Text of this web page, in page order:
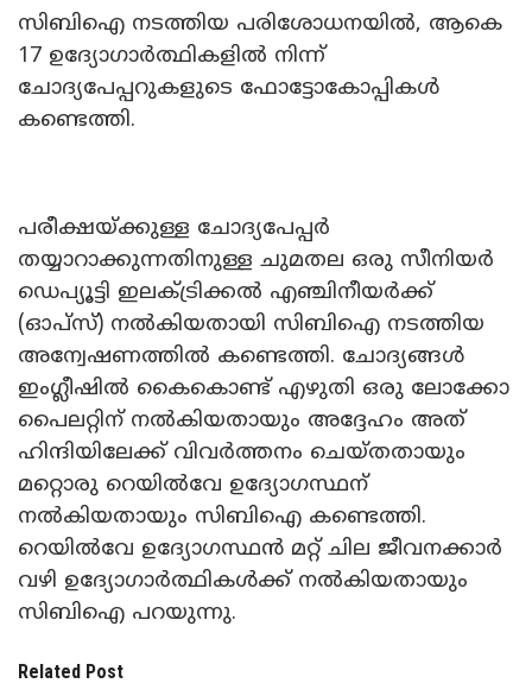
സിബിഐ നടത്തിയ പരിശോധനയില്‍, ആകെ
17 ഉദ്യോഗാര്‍ത്ഥികളില്‍ നിന്ന്
ചോദ്യപേപ്പറുകളുടെ ഫോട്ടോകോപ്പികള്‍
കണ്ടെത്തി.
പരീക്ഷയ്ക്കുള്ള ചോദ്യപേപ്പര്‍
തയ്യാറാക്കുന്നതിനുള്ള ചുമതല ഒരു സീനിയര്‍
ഡെപ്യൂട്ടി ഇലക്ട്രിക്കല്‍ എഞ്ചിനീയര്‍ക്ക്
(ഓപ്സ്) നല്‍കിയതായി സിബിഐ നടത്തിയ
അന്വേഷണത്തില്‍ കണ്ടെത്തി. ചോദ്യങ്ങള്‍
ഇംഗ്ലീഷില്‍ കൈകൊണ്ട് എഴുതി ഒരു ലോക്കോ
പൈലറ്റിന് നല്‍കിയതായും അദ്ദേഹം അത്
ഹിന്ദിയിലേക്ക് വിവര്‍ത്തനം ചെയ്തതായും
മറ്റൊരു റെയില്‍വേ ഉദ്യോഗസ്ഥന്
നല്‍കിയതായും സിബിഐ കണ്ടെത്തി.
റെയില്‍വേ ഉദ്യോഗസ്ഥന്‍ മറ്റ് ചില ജീവനക്കാര്‍
വഴി ഉദ്യോഗാര്‍ത്ഥികള്‍ക്ക് നല്‍കിയതായും
സിബിഐ പറയുന്നു.
Related Post